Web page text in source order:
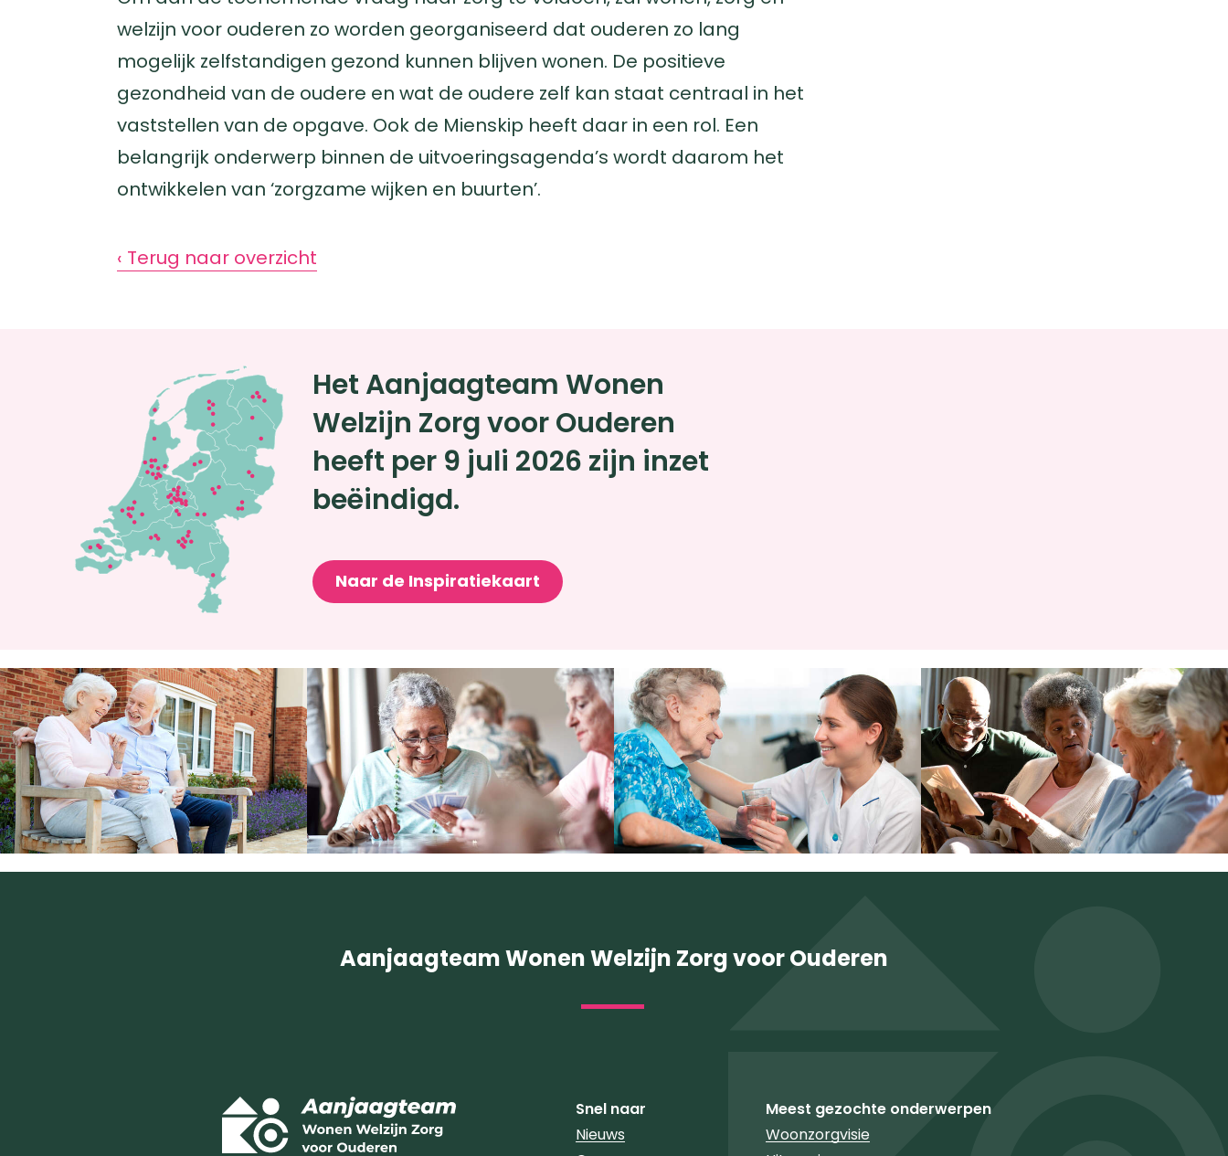
welzijn voor ouderen zo worden georganiseerd dat ouderen zo lang
mogelijk zelfstandigen gezond kunnen blijven wonen. De positieve
gezondheid van de oudere en wat de oudere zelf kan staat centraal in het
vaststellen van de opgave. Ook de Mienskip heeft daar in een rol. Een
belangrijk onderwerp binnen de uitvoeringsagenda’s wordt daarom het
ontwikkelen van ‘zorgzame wijken en buurten’.
‹ Terug naar overzicht
Het Aanjaagteam Wonen
Welzijn Zorg voor Ouderen
heeft per 9 juli 2026 zijn inzet
beëindigd.
Naar de Inspiratiekaart
Aanjaagteam Wonen Welzijn Zorg voor Ouderen
Snel naar
Nieuws
Meest gezochte onderwerpen
Woonzorgvisie